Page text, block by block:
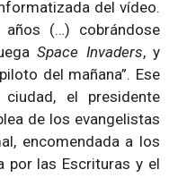
del vídeo.
(…) cobrándose
Space Invaders, y
del mañana”. Ese
el presidente
de los evangelistas
encomendada a los
por las Escrituras y el